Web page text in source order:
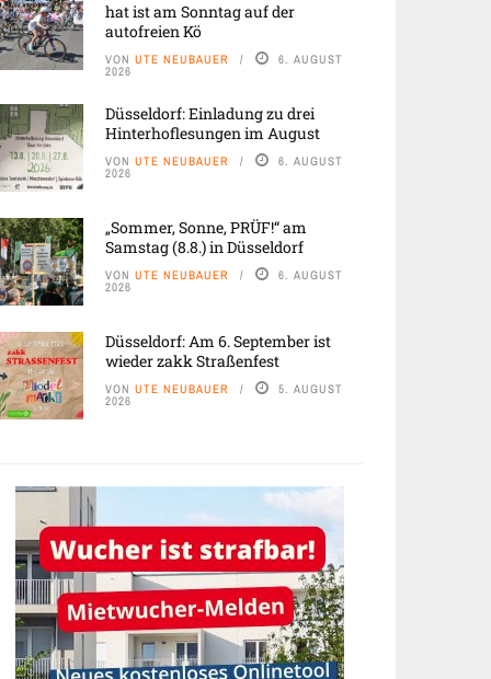
hat ist am Sonntag auf der
autofreien Kö
VON UTE NEUBAUER 6. AUGUST
2026
Düsseldorf: Einladung zu drei
Hinterhoflesungen im August
VON UTE NEUBAUER 6. AUGUST
2026
„Sommer, Sonne, PRÜF!“ am
Samstag (8.8.) in Düsseldorf
VON UTE NEUBAUER 6. AUGUST
2026
Düsseldorf: Am 6. September ist
wieder zakk Straßenfest
VON UTE NEUBAUER 5. AUGUST
2026